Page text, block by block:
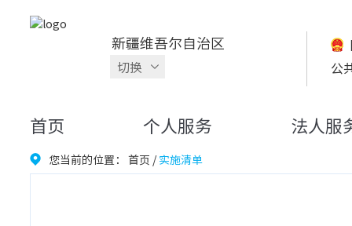
新疆维吾尔自治区
切换
公
首页 个人服务 法人服
您当前的位置： 首页 /实施清单